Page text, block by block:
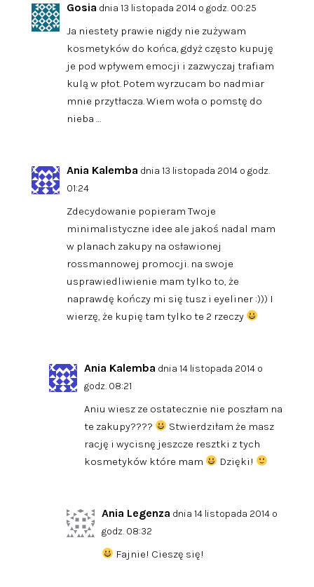
Gosia dnia 13 listopada 2014 o godz. 00:25
Ja niestety prawie nigdy nie zużywam
kosmetyków do końca, gdyż często kupuję
je pod wpływem emocji i zazwyczaj trafiam
kulą w płot. Potem wyrzucam bo nadmiar
mnie przytłacza. Wiem woła o pomstę do
nieba …
Ania Kalemba dnia 13 listopada 2014 o godz.
01:24
Zdecydowanie popieram Twoje
minimalistyczne idee ale jakoś nadal mam
w planach zakupy na osławionej
rossmannowej promocji. na swoje
usprawiedliwienie mam tylko to, że
naprawdę kończy mi się tusz i eyeliner :))) I
wierzę, że kupię tam tylko te 2 rzeczy
Ania Kalemba dnia 14 listopada 2014 o
godz. 08:21
Aniu wiesz ze ostatecznie nie poszłam na
te zakupy????
Stwierdziłam że masz
rację i wycisnę jeszcze resztki z tych
kosmetyków które mam
Dzięki!
Ania Legenza dnia 14 listopada 2014 o
godz. 08:32
Fajnie! Cieszę się!